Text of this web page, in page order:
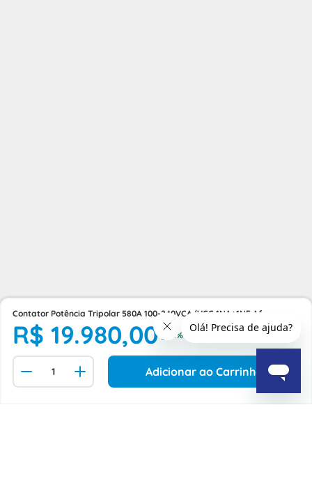
Contator Potência Tripolar 580A 100-240VCA/VCC 1NA+1NF Af
Af580301170 Abb
R$ 19.980,00
Adicionar ao Carrinho